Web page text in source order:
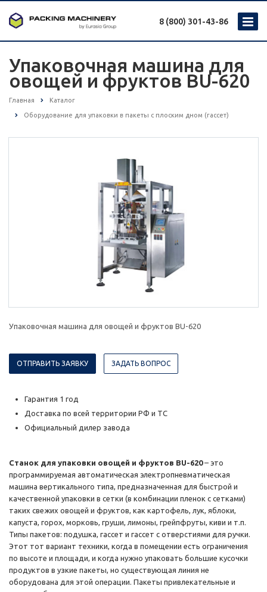
8 (800) 301-43-86
Упаковочная машина для
овощей и фруктов BU-620
Главная Каталог
Оборудование для упаковки в пакеты с плоским дном (гассет)
Упаковочная машина для овощей и фруктов BU-620
ОТПРАВИТЬ ЗАЯВКУ ЗАДАТЬ ВОПРОС
Гарантия 1 год
Доставка по всей территории РФ и ТС
Официальный дилер завода
Станок для упаковки овощей и фруктов BU-620– это
программируемая автоматическая электропневматическая
машина вертикального типа, предназначенная для быстрой и
качественной упаковки в сетки (в комбинации пленок с сетками)
таких свежих овощей и фруктов, как картофель, лук, яблоки,
капуста, горох, морковь, груши, лимоны, грейпфруты, киви и т.п.
Типы пакетов: подушка, гассет и гассет с отверстиями для ручки.
Этот тот вариант техники, когда в помещении есть ограничения
по высоте и площади, и когда нужно упаковать большие кусочки
продуктов в узкие пакеты, но существующая линия не
оборудована для этой операции. Пакеты привлекательные и